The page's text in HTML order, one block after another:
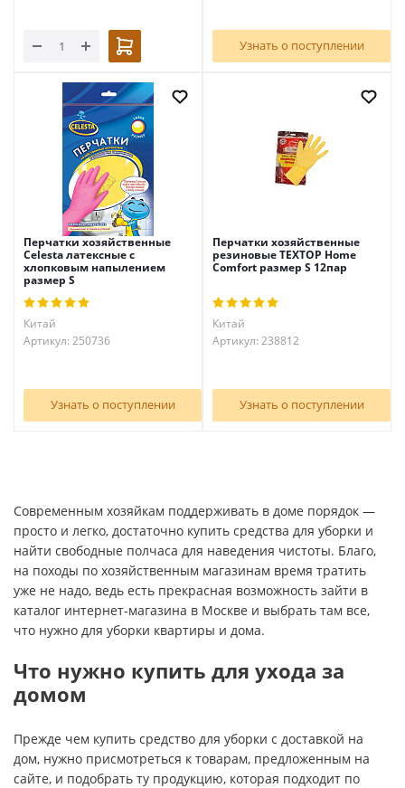
Узнать о поступлении
Перчатки хозяйственные
Celesta латексные с
хлопковым напылением
размер S
Китай
Артикул: 250736
Узнать о поступлении
Перчатки хозяйственные
резиновые TEXTOP Home
Comfort размер S 12пар
Китай
Артикул: 238812
Узнать о поступлении
Современным хозяйкам поддерживать в доме порядок —
просто и легко, достаточно купить средства для уборки и
найти свободные полчаса для наведения чистоты. Благо,
на походы по хозяйственным магазинам время тратить
уже не надо, ведь есть прекрасная возможность зайти в
каталог интернет-магазина в Москве и выбрать там все,
что нужно для уборки квартиры и дома.
Что нужно купить для ухода за
домом
Прежде чем купить средство для уборки с доставкой на
дом, нужно присмотреться к товарам, предложенным на
сайте, и подобрать ту продукцию, которая подходит по